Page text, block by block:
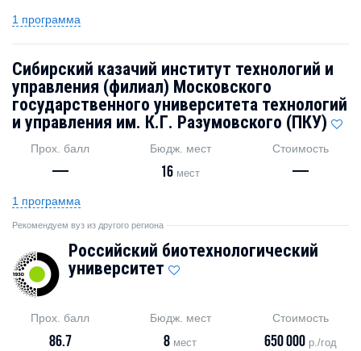
1 программа
Сибирский казачий институт технологий и
управления (филиал) Московского
государственного университета технологий
и управления им. К.Г. Разумовского (ПКУ)
Прох. балл
—
Бюдж. мест
16 мест
Стоимость
—
1 программа
Рекомендуем вуз из другого региона
Российский биотехнологический
университет
Прох. балл
86.7
Бюдж. мест
8 мест
Стоимость
650 000 р./год